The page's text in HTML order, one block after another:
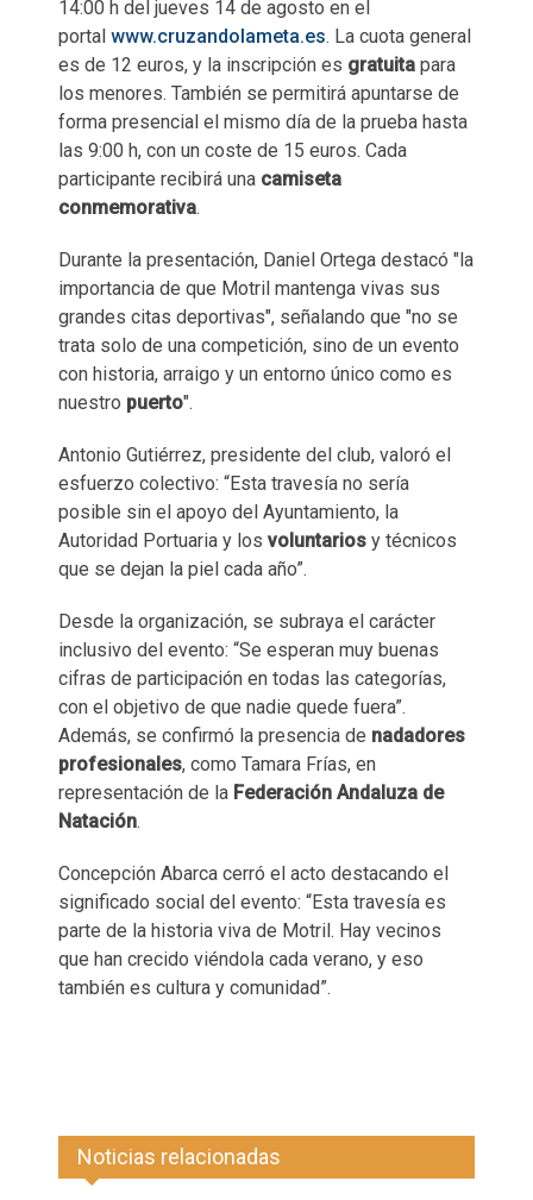
14:00 h del jueves 14 de agosto en el
portal www.cruzandolameta.es. La cuota general
es de 12 euros, y la inscripción es gratuita para
los menores. También se permitirá apuntarse de
forma presencial el mismo día de la prueba hasta
las 9:00 h, con un coste de 15 euros. Cada
participante recibirá una camiseta
conmemorativa.
Durante la presentación, Daniel Ortega destacó "la
importancia de que Motril mantenga vivas sus
grandes citas deportivas", señalando que "no se
trata solo de una competición, sino de un evento
con historia, arraigo y un entorno único como es
nuestro puerto".
Antonio Gutiérrez, presidente del club, valoró el
esfuerzo colectivo: “Esta travesía no sería
posible sin el apoyo del Ayuntamiento, la
Autoridad Portuaria y los voluntarios y técnicos
que se dejan la piel cada año”.
Desde la organización, se subraya el carácter
inclusivo del evento: “Se esperan muy buenas
cifras de participación en todas las categorías,
con el objetivo de que nadie quede fuera”.
Además, se confirmó la presencia de nadadores
profesionales, como Tamara Frías, en
representación de la Federación Andaluza de
Natación.
Concepción Abarca cerró el acto destacando el
significado social del evento: “Esta travesía es
parte de la historia viva de Motril. Hay vecinos
que han crecido viéndola cada verano, y eso
también es cultura y comunidad”.
Noticias relacionadas